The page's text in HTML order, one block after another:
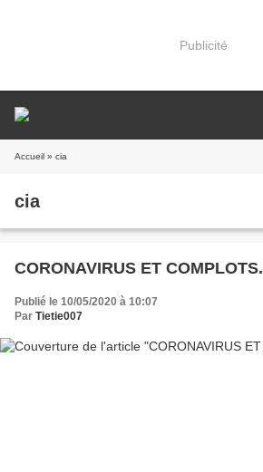
Publicité
Accueil » cia
cia
CORONAVIRUS ET COMPLOTS.
Publié le 10/05/2020 à 10:07
Par Tietie007